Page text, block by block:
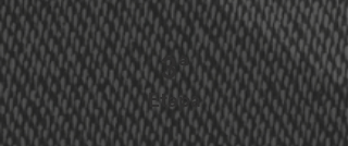
3ª
Etapa